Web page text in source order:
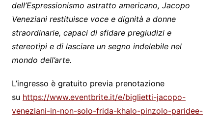
dell’Espressionismo astratto americano, Jacopo
Veneziani restituisce voce e dignità a donne
straordinarie, capaci di sfidare pregiudizi e
stereotipi e di lasciare un segno indelebile nel
mondo dell’arte.
L’ingresso è gratuito previa prenotazione
su https://www.eventbrite.it/e/biglietti-jacopo-
veneziani-in-non-solo-frida-khalo-pinzolo-paridee-